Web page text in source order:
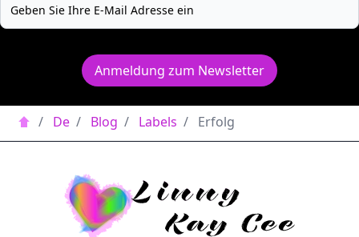
Anmeldung zum Newsletter
/ De / Blog / Labels / Erfolg